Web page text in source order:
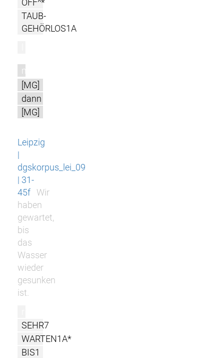
OFF^*
TAUB-
GEHÖRLOS1A
m
[MG]
dann
[MG]
Leipzig
|
dgskorpus_lei_09
| 31-
45f
Wir
haben
gewartet,
bis
das
Wasser
wieder
gesunken
ist.
SEHR7
WARTEN1A*
BIS1